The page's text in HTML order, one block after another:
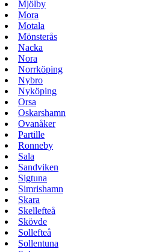
Mjölby
Mora
Motala
Mönsterås
Nacka
Nora
Norrköping
Nybro
Nyköping
Orsa
Oskarshamn
Ovanåker
Partille
Ronneby
Sala
Sandviken
Sigtuna
Simrishamn
Skara
Skellefteå
Skövde
Sollefteå
Sollentuna